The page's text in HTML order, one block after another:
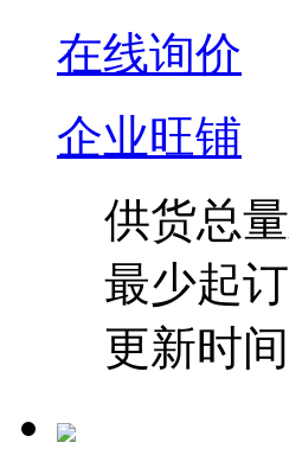
在线询价
企业旺铺
供货总量
最少起订
更新时间